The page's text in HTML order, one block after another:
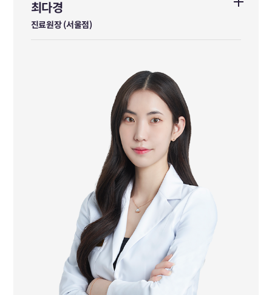
최다경
진료원장 (서울점)
최다경
진료원장 (서울점)
경희대학교 한의학과 학사 졸업
경희대학교 한의학과 석사 졸업
경희대학교 한의학과 박사 수료
前 참진한의원 역삼본점 진료원장
前 으랏차차한의원 진료원장
前 성북미올한방병원 진료원장
필라테스지도자 1급